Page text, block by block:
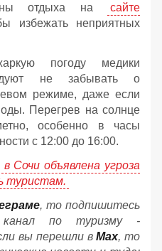
отдыха на
сайте
избежать неприятных
погоду медики
не забывать о
режиме, даже если
Перегрев на солнце
особенно в часы
с 12:00 до 16:00.
в Сочи объявлена угроза
туристам.
, то подпишитесь
по туризму -
вы перешли вМах, то